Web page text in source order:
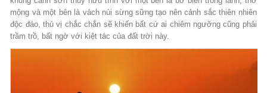
mộng và một bên là vách núi sừng sững tạo nên cảnh sắc thiên nhiên
độc đáo, thú vị chắc chắn sẽ khiến bất cứ ai chiêm ngưỡng cũng phải
trầm trồ, bất ngờ với kiệt tác của đất trời này.